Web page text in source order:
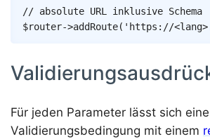
// absolute URL inklusive Schema
$router->addRoute( 'https://
Für jeden Parameter lässt sich eine
Validierungsbedingung mit einem